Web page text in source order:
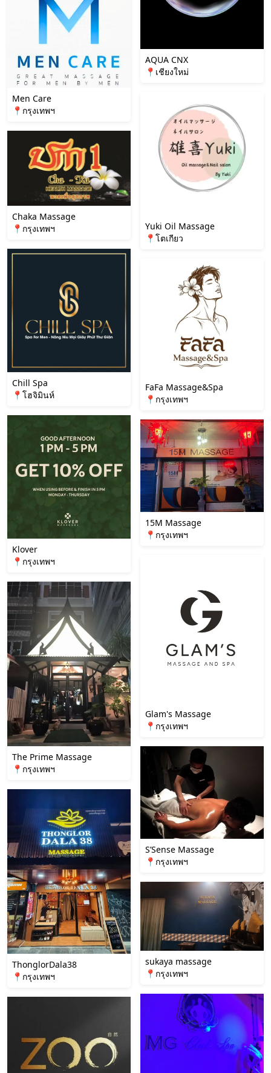
Men Care
📍กรุงเทพฯ
Chaka Massage
📍กรุงเทพฯ
Chill Spa
📍โฮจิมินห์
Klover
📍กรุงเทพฯ
The Prime Massage
📍กรุงเทพฯ
ThonglorDala38
📍กรุงเทพฯ
AQUA CNX
📍เชียงใหม่
Yuki Oil Massage
📍โตเกียว
FaFa Massage&Spa
📍กรุงเทพฯ
15M Massage
📍กรุงเทพฯ
Glam's Massage
📍กรุงเทพฯ
S’Sense Massage
📍กรุงเทพฯ
sukaya massage
📍กรุงเทพฯ